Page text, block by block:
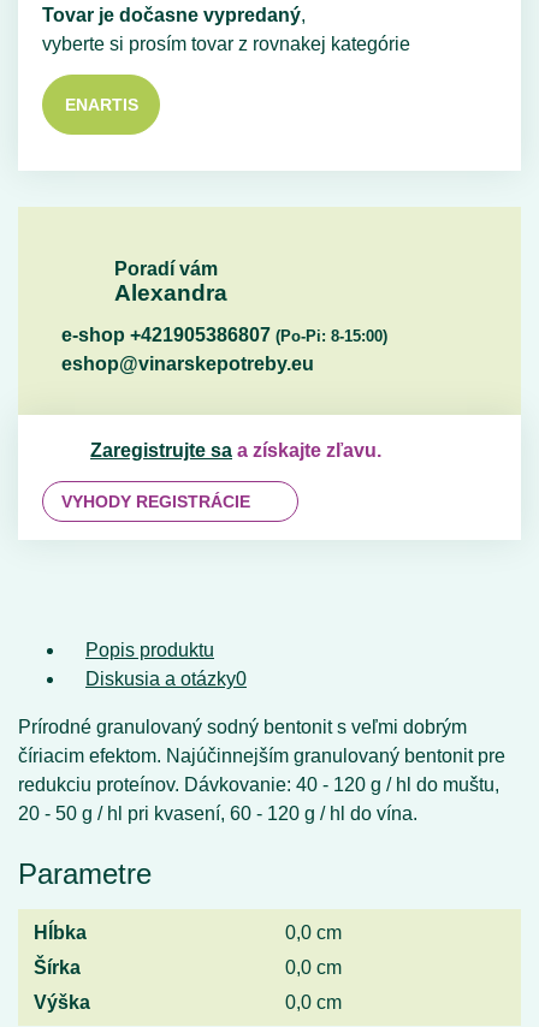
Tovar je dočasne vypredaný,
vyberte si prosím tovar z rovnakej kategórie
ENARTIS
Poradí vám
Alexandra
e-shop +421905386807 (Po-Pi: 8-15:00)
eshop@vinarskepotreby.eu
Zaregistrujte sa a získajte zľavu.
VYHODY REGISTRÁCIE
Popis produktu
Diskusia a otázky0
Prírodné granulovaný sodný bentonit s veľmi dobrým
číriacim efektom. Najúčinnejším granulovaný bentonit pre
redukciu proteínov. Dávkovanie: 40 - 120 g / hl do muštu,
20 - 50 g / hl pri kvasení, 60 - 120 g / hl do vína.
Parametre
Hĺbka
0,0 cm
Šírka
0,0 cm
Výška
0,0 cm